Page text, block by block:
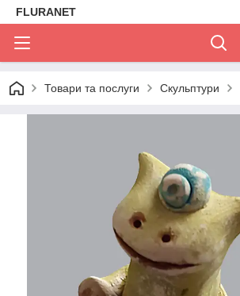
FLURANET
Товари та послуги Скульптури